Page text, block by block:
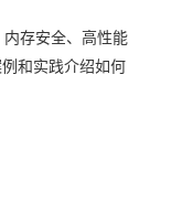
存安全、高性能
和实践介绍如何